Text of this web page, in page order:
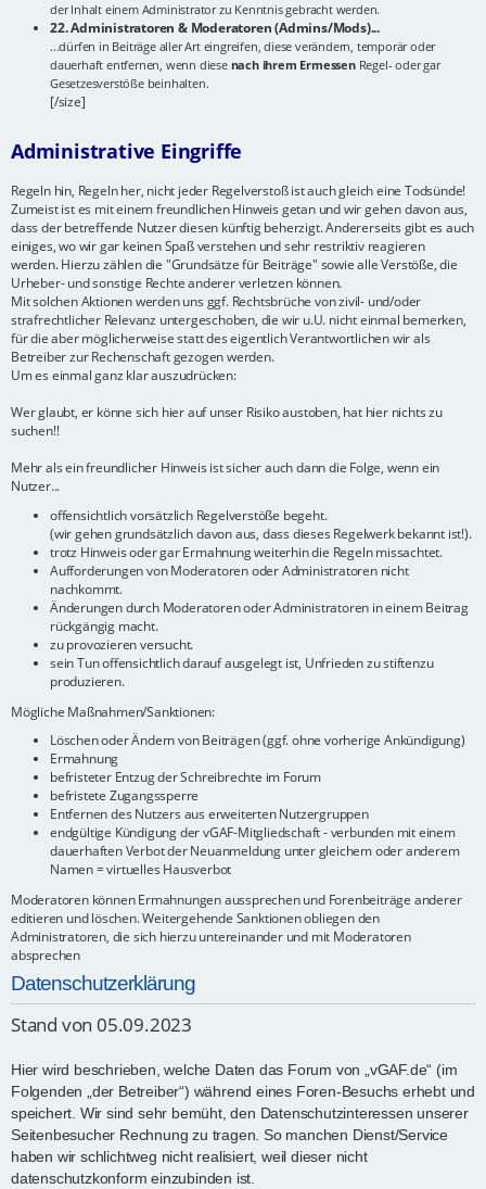
der Inhalt einem Administrator zu Kenntnis gebracht werden.
22. Administratoren & Moderatoren (Admins/Mods)...
...dürfen in Beiträge aller Art eingreifen, diese verändern, temporär oder
dauerhaft entfernen, wenn diese nach ihrem ErmessenRegel- oder gar
Gesetzesverstöße beinhalten.
[/size]
Administrative Eingriffe
Regeln hin, Regeln her, nicht jeder Regelverstoß ist auch gleich eine Todsünde!
Zumeist ist es mit einem freundlichen Hinweis getan und wir gehen davon aus,
dass der betreffende Nutzer diesen künftig beherzigt. Andererseits gibt es auch
einiges, wo wir gar keinen Spaß verstehen und sehr restriktiv reagieren
werden. Hierzu zählen die "Grundsätze für Beiträge" sowie alle Verstöße, die
Urheber- und sonstige Rechte anderer verletzen können.
Mit solchen Aktionen werden uns ggf. Rechtsbrüche von zivil- und/oder
strafrechtlicher Relevanz untergeschoben, die wir u.U. nicht einmal bemerken,
für die aber möglicherweise statt des eigentlich Verantwortlichen wir als
Betreiber zur Rechenschaft gezogen werden.
Um es einmal ganz klar auszudrücken:
Wer glaubt, er könne sich hier auf unser Risiko austoben, hat hier nichts zu
suchen!!
Mehr als ein freundlicher Hinweis ist sicher auch dann die Folge, wenn ein
Nutzer...
offensichtlich vorsätzlich Regelverstöße begeht.
(wir gehen grundsätzlich davon aus, dass dieses Regelwerk bekannt ist!).
trotz Hinweis oder gar Ermahnung weiterhin die Regeln missachtet.
Aufforderungen von Moderatoren oder Administratoren nicht
nachkommt.
Änderungen durch Moderatoren oder Administratoren in einem Beitrag
rückgängig macht.
zu provozieren versucht.
sein Tun offensichtlich darauf ausgelegt ist, Unfrieden zu stiftenzu
produzieren.
Mögliche Maßnahmen/Sanktionen:
Löschen oder Ändern von Beiträgen (ggf. ohne vorherige Ankündigung)
Ermahnung
befristeter Entzug der Schreibrechte im Forum
befristete Zugangssperre
Entfernen des Nutzers aus erweiterten Nutzergruppen
endgültige Kündigung der vGAF-Mitgliedschaft - verbunden mit einem
dauerhaften Verbot der Neuanmeldung unter gleichem oder anderem
Namen = virtuelles Hausverbot
Moderatoren können Ermahnungen aussprechen und Forenbeiträge anderer
editieren und löschen. Weitergehende Sanktionen obliegen den
Administratoren, die sich hierzu untereinander und mit Moderatoren
absprechen
Datenschutzerklärung
Stand von 05.09.2023
Hier wird beschrieben, welche Daten das Forum von „vGAF.de“ (im
Folgenden „der Betreiber“) während eines Foren-Besuchs erhebt und
speichert. Wir sind sehr bemüht, den Datenschutzinteressen unserer
Seitenbesucher Rechnung zu tragen. So manchen Dienst/Service
haben wir schlichtweg nicht realisiert, weil dieser nicht
datenschutzkonform einzubinden ist.